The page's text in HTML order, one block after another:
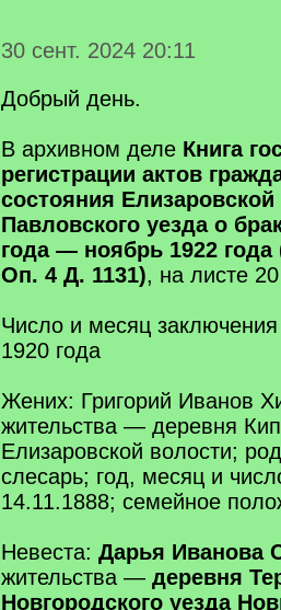
30 сент. 2024 20:11
Добрый день.
В архивном деле Книга
регистрации актов
состояния
Павловского уезда о
года — ноябрь 1922
Оп. 4 Д. 1131), на листе
Число и месяц заключения
1920 года
Жених: Григорий Иванов
жительства — деревня
Елизаровской волости;
слесарь; год, месяц и
14.11.1888; семейное
Невеста: Дарья Иванова
жительства — деревня
Новгородского уезда